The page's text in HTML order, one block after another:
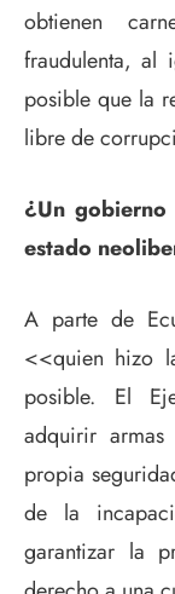
obtienen
fraudulenta, al
posible que la
libre de
¿Un
estado
A parte de
<<quien hizo
posible. El
adquirir
propia
de la
garantizar la